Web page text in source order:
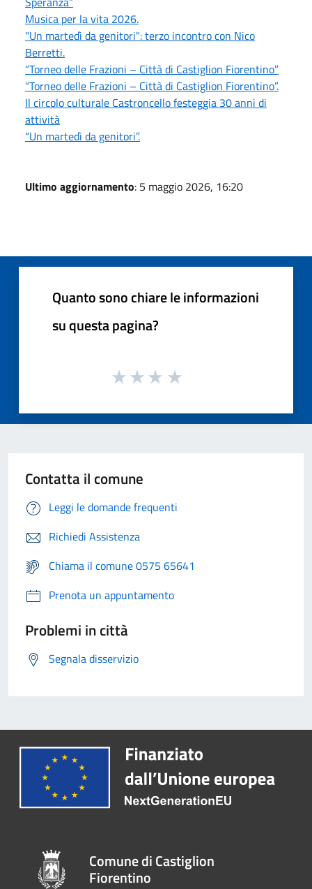
Musica per la vita 2026.
"Un martedì da genitori": terzo incontro con Nico
Berretti.
“Torneo delle Frazioni – Città di Castiglion Fiorentino”
“Torneo delle Frazioni – Città di Castiglion Fiorentino”.
Il circolo culturale Castroncello festeggia 30 anni di
attività
“Un martedì da genitori”.
Ultimo aggiornamento: 5 maggio 2026, 16:20
Quanto sono chiare le informazioni
su questa pagina?
Contatta il comune
Leggi le domande frequenti
Richiedi Assistenza
Chiama il comune 0575 65641
Prenota un appuntamento
Problemi in città
Segnala disservizio
Comune di Castiglion
Fiorentino